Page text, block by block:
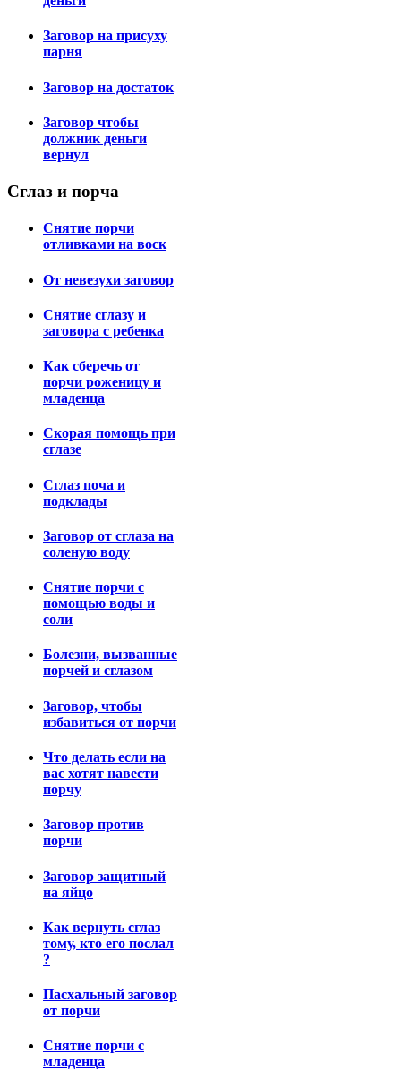
Заговор на присуху
парня
Заговор на достаток
Заговор чтобы
должник деньги
вернул
Сглаз и порча
Снятие порчи
отливками на воск
От невезухи заговор
Снятие сглазу и
заговора с ребенка
Как сберечь от
порчи роженицу и
младенца
Скорая помощь при
сглазе
Сглаз поча и
подклады
Заговор от сглаза на
соленую воду
Снятие порчи с
помощью воды и
соли
Болезни, вызванные
порчей и сглазом
Заговор, чтобы
избавиться от порчи
Что делать если на
вас хотят навести
порчу
Заговор против
порчи
Заговор защитный
на яйцо
Как вернуть сглаз
тому, кто его послал
?
Пасхальный заговор
от порчи
Снятие порчи с
младенца